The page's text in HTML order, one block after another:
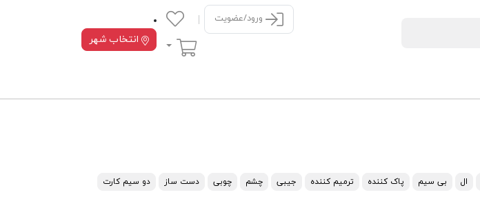
ورود/عضویت
سبد خرید انتخاب شهر
ال بی سیم پاک کننده ترمیم کننده جیبی چشم چوبی دست ساز
دو سیم کارت